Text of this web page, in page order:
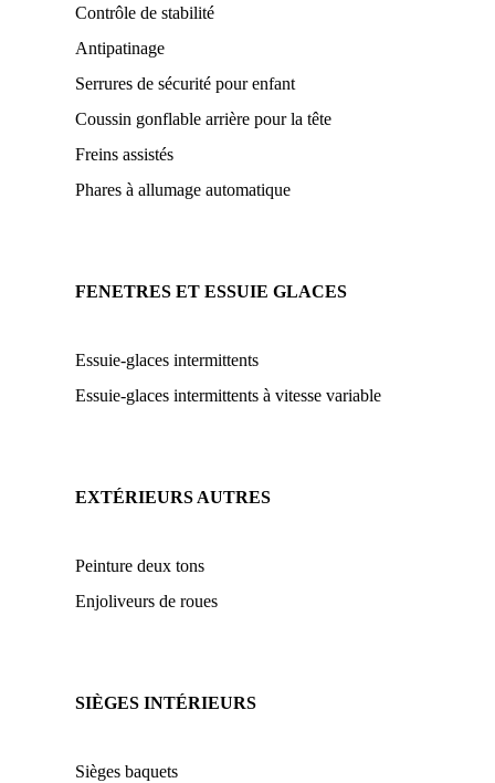
Contrôle de stabilité
Antipatinage
Serrures de sécurité pour enfant
Coussin gonflable arrière pour la tête
Freins assistés
Phares à allumage automatique
FENETRES ET ESSUIE GLACES
Essuie-glaces intermittents
Essuie-glaces intermittents à vitesse variable
EXTÉRIEURS AUTRES
Peinture deux tons
Enjoliveurs de roues
SIÈGES INTÉRIEURS
Sièges baquets